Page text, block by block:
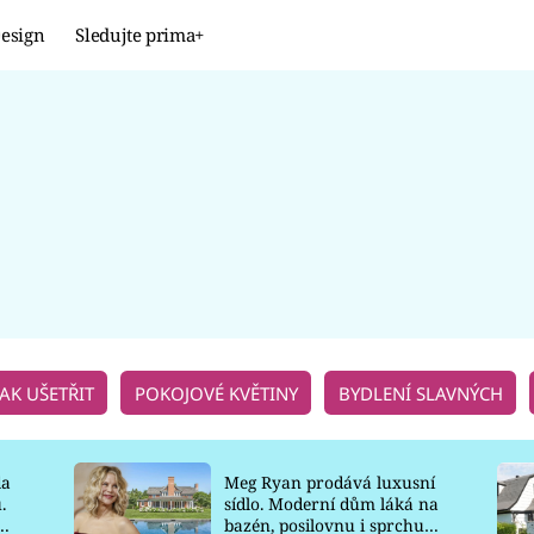
Sledujte prima+
UŠETŘIT POKOJOVÉ KVĚTINY BYDLENÍ SLAVNÝCH
Meg Ryan prodává luxusní
sídlo. Moderní dům láká na
bazén, posilovnu i sprchu